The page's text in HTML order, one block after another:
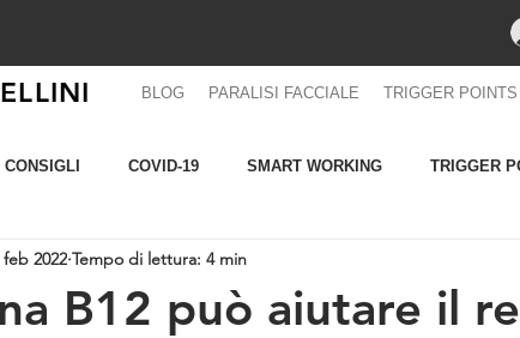
BLOG PARALISI FACCIALE TRIGGER POINTS
CONSIGLI COVID-19 SMART WORKING TRIGGER
RUNNING Affrontare la paralisi facciale
B12 può aiutare il
feb 2022 Tempo di lettura: 4 min